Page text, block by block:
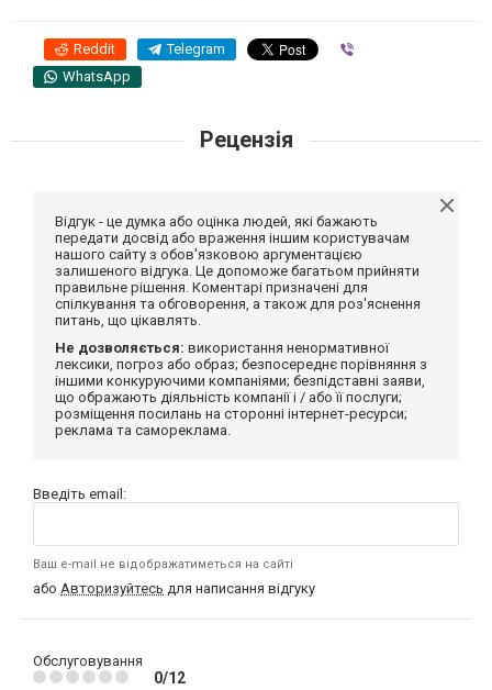
Reddit Telegram
WhatsApp
Рецензія
Відгук - це думка або оцінка людей, які бажають
передати досвід або враження іншим користувачам
нашого сайту з обов'язковою аргументацією
залишеного відгука. Це допоможе багатьом прийняти
правильне рішення. Коментарі призначені для
спілкування та обговорення, а також для роз'яснення
питань, що цікавлять.
Не дозволяється: використання ненормативної
лексики, погроз або образ; безпосереднє порівняння з
іншими конкуруючими компаніями; безпідставні заяви,
що ображають діяльність компанії і / або її послуги;
розміщення посилань на сторонні інтернет-ресурси;
реклама та самореклама.
Введіть email:
Ваш e-mail не відображатиметься на сайті
або Авторизуйтесь для написання відгуку
Обслуговування
0/12